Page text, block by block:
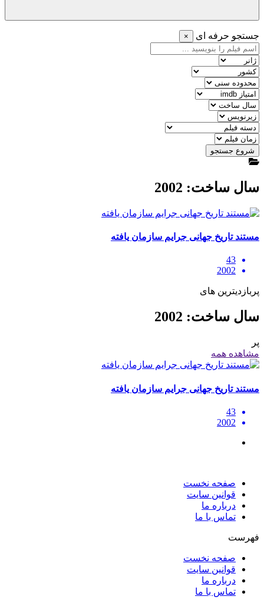
جستجو حرفه ای ×
شروع جستجو
سال ساخت: 2002
مستند تاریخ جهانی جرایم سازمان یافته
43
2002
پربازدیترین های
سال ساخت: 2002
پر
مشاهده همه
مستند تاریخ جهانی جرایم سازمان یافته
43
2002
صفحه نخست
قوانین سایت
درباره ما
تماس با ما
فهرست
صفحه نخست
قوانین سایت
درباره ما
تماس با ما